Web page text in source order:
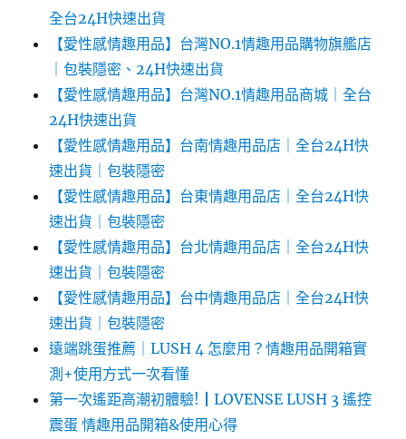
全台24H快速出貨
【愛性感情趣用品】台灣NO.1情趣用品購物旗艦店
｜包裝隱密、24H快速出貨
【愛性感情趣用品】台灣NO.1情趣用品商城｜全台
24H快速出貨
【愛性感情趣用品】台南情趣用品店｜全台24H快
速出貨｜包裝隱密
【愛性感情趣用品】台東情趣用品店｜全台24H快
速出貨｜包裝隱密
【愛性感情趣用品】台北情趣用品店｜全台24H快
速出貨｜包裝隱密
【愛性感情趣用品】台中情趣用品店｜全台24H快
速出貨｜包裝隱密
遠端跳蛋推薦｜LUSH 4 怎麼用？情趣用品開箱實
測+使用方式一次看懂
第一次遙距高潮初體驗!┃LOVENSE LUSH 3 遙控
震蛋 情趣用品開箱&使用心得